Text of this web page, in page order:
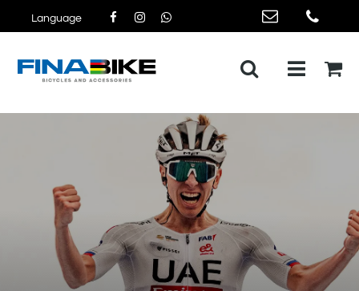
Language
Open